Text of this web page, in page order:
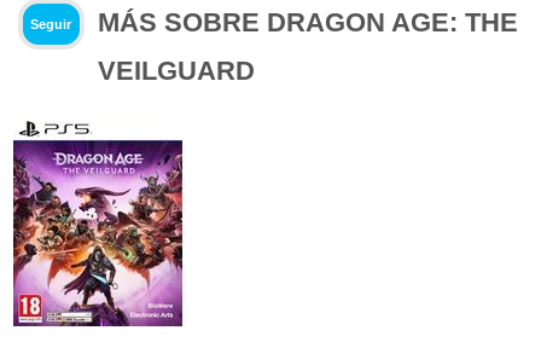
Seguir
MÁS SOBRE DRAGON AGE: THE
VEILGUARD